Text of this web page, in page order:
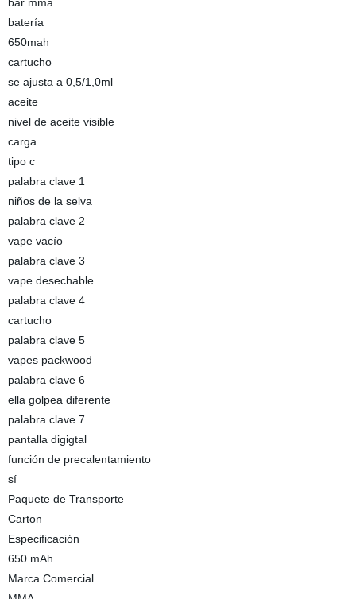
batería
650mah
cartucho
se ajusta a 0,5/1,0ml
aceite
nivel de aceite visible
carga
tipo c
palabra clave 1
niños de la selva
palabra clave 2
vape vacío
palabra clave 3
vape desechable
palabra clave 4
cartucho
palabra clave 5
vapes packwood
palabra clave 6
ella golpea diferente
palabra clave 7
pantalla digigtal
función de precalentamiento
sí
Paquete de Transporte
Carton
Especificación
650 mAh
Marca Comercial